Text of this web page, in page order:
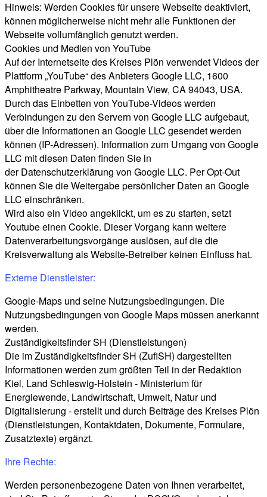
Hinweis: Werden Cookies für unsere Webseite deaktiviert,
können möglicherweise nicht mehr alle Funktionen der
Webseite vollumfänglich genutzt werden.
Cookies und Medien von YouTube
Auf der Internetseite des Kreises Plön verwendet Videos der
Plattform „YouTube“ des Anbieters Google LLC, 1600
Amphitheatre Parkway, Mountain View, CA 94043, USA.
Durch das Einbetten von YouTube-Videos werden
Verbindungen zu den Servern von Google LLC aufgebaut,
über die Informationen an Google LLC gesendet werden
können (IP-Adressen). Information zum Umgang von Google
LLC mit diesen Daten finden Sie in
der Datenschutzerklärung von Google LLC. Per Opt-Out
können Sie die Weitergabe persönlicher Daten an Google
LLC einschränken.
Wird also ein Video angeklickt, um es zu starten, setzt
Youtube einen Cookie. Dieser Vorgang kann weitere
Datenverarbeitungsvorgänge auslösen, auf die die
Kreisverwaltung als Website-Betreiber keinen Einfluss hat.
Externe Dienstleister:
Google-Maps und seine Nutzungsbedingungen. Die
Nutzungsbedingungen von Google Maps müssen anerkannt
werden.
Zuständigkeitsfinder SH (Dienstleistungen)
Die im Zuständigkeitsfinder SH (ZufiSH) dargestellten
Informationen werden zum größten Teil in der Redaktion
Kiel, Land Schleswig-Holstein - Ministerium für
Energiewende, Landwirtschaft, Umwelt, Natur und
Digitalisierung - erstellt und durch Beiträge des Kreises Plön
(Dienstleistungen, Kontaktdaten, Dokumente, Formulare,
Zusatztexte) ergänzt.
Ihre Rechte:
Werden personenbezogene Daten von Ihnen verarbeitet,